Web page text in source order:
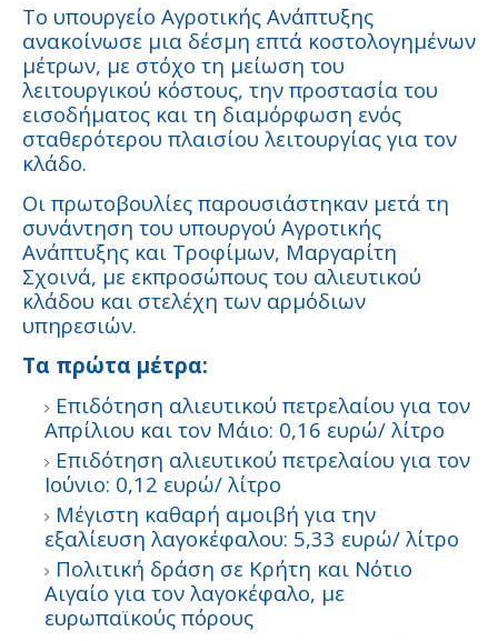
Το υπουργείο Αγροτικής Ανάπτυξης
ανακοίνωσε μια δέσμη επτά κοστολογημένων
μέτρων, με στόχο τη μείωση του
λειτουργικού κόστους, την προστασία του
εισοδήματος και τη διαμόρφωση ενός
σταθερότερου πλαισίου λειτουργίας για τον
κλάδο.
Οι πρωτοβουλίες παρουσιάστηκαν μετά τη
συνάντηση του υπουργού Αγροτικής
Ανάπτυξης και Τροφίμων, Μαργαρίτη
Σχοινά, με εκπροσώπους του αλιευτικού
κλάδου και στελέχη των αρμόδιων
υπηρεσιών.
Τα πρώτα μέτρα:
Επιδότηση αλιευτικού πετρελαίου για τον
Απρίλιου και τον Μάιο: 0,16 ευρώ/ λίτρο
Επιδότηση αλιευτικού πετρελαίου για τον
Ιούνιο: 0,12 ευρώ/ λίτρο
Μέγιστη καθαρή αμοιβή για την
εξαλίευση λαγοκέφαλου: 5,33 ευρώ/ λίτρο
Πολιτική δράση σε Κρήτη και Νότιο
Αιγαίο για τον λαγοκέφαλο, με
ευρωπαϊκούς πόρους